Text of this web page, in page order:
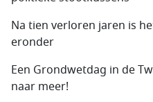
Na tien verloren jaren is
eronder
Een Grondwetdag in de
naar meer!